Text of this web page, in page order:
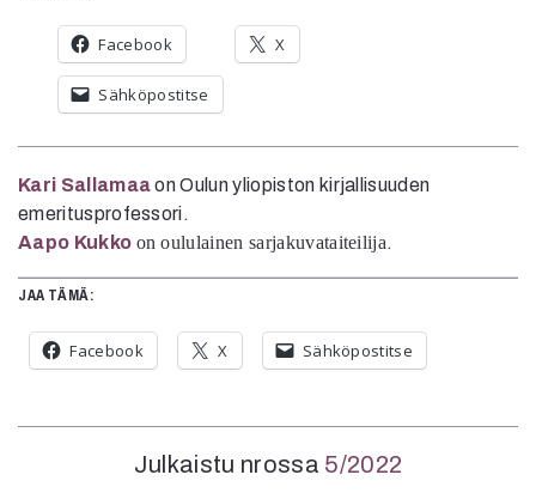
Facebook X
Sähköpostitse
Kari Sallamaaon Oulun yliopiston kirjallisuuden
emeritusprofessori.
Aapo Kukko on oululainen sarjakuvataiteilija.
Julkaistu nrossa 5/2022
JAA TÄMÄ:
Facebook X Sähköpostitse